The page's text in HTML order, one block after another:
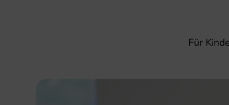
Für